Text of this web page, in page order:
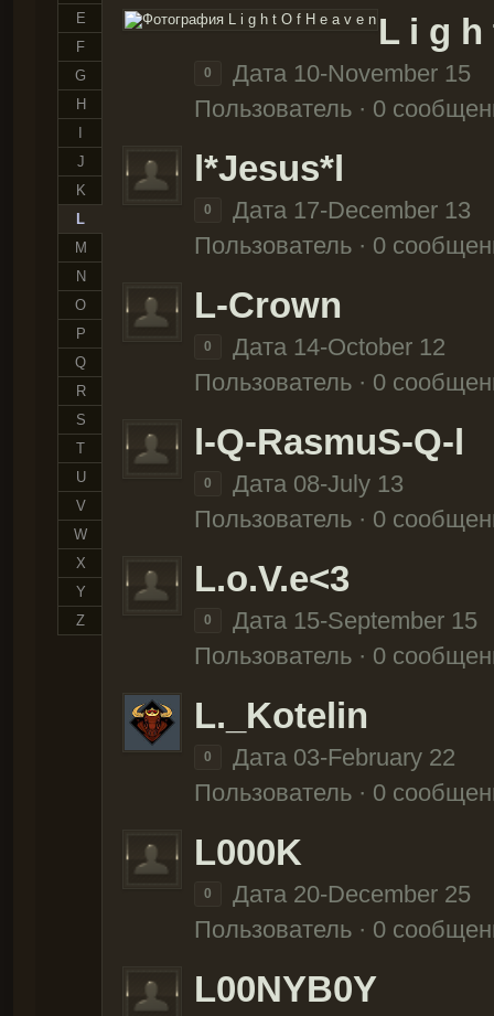
E
F
G
H
J
K
L
M
N
O
P
Q
R
S
T
U
V
W
X
Y
Z
L i g h
0
Дата 10-November 15
Пользователь · 0
l*Jesus*l
0
Дата 17-December 13
Пользователь · 0
L-Crown
0
Дата 14-October 12
Пользователь · 0
l-Q-RasmuS-Q-l
0
Дата 08-July 13
Пользователь · 0
L.o.V.e<3
0
Дата 15-September 15
Пользователь · 0
L._Kotelin
0
Дата 03-February 22
Пользователь · 0
L000K
0
Дата 20-December 25
Пользователь · 0
L00NYB0Y